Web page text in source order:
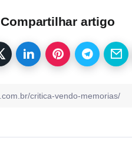
Compartilhar artigo